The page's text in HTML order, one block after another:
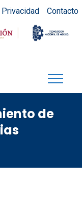
Privacidad Contacto
de